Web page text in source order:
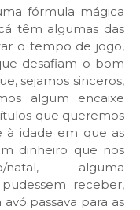
fórmula mágica
têm algumas das
o tempo de jogo,
desafiam o bom
sejamos sinceros,
algum encaixe
que queremos
à idade em que as
dinheiro que nos
alguma
receber,
passava para as